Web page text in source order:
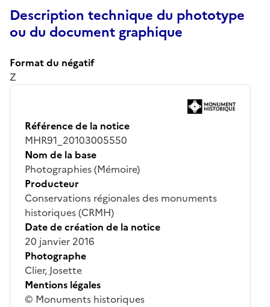
Description technique du phototype
ou du document graphique
Format du négatif
Z
Référence de la notice
MHR91_20103005550
Nom de la base
Photographies (Mémoire)
Producteur
Conservations régionales des monuments
historiques (CRMH)
Date de création de la notice
20 janvier 2016
Photographe
Clier, Josette
Mentions légales
© Monuments historiques